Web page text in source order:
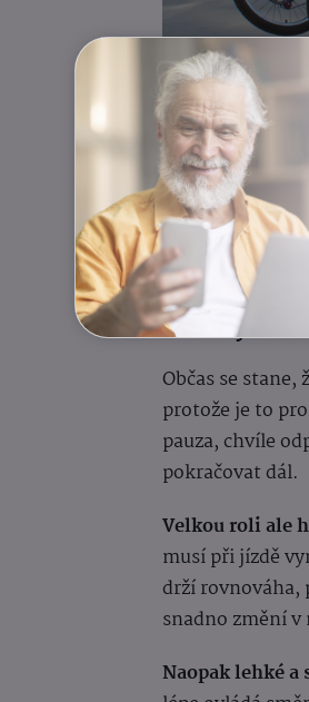
Když má dítě
přirozenou
Někdy
Občas se
protože je to
pauza, chvíle
pokračovat dál.
Velkou roli ale
musí při jízdě
drží rovnováha,
snadno změní
Naopak lehké